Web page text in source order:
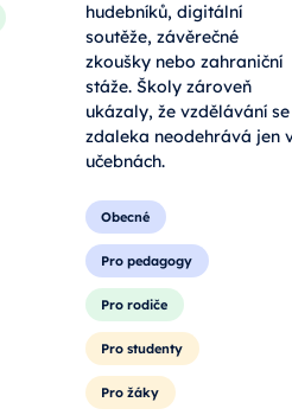
hudebníků, digitální
soutěže, závěrečné
zkoušky nebo zahraniční
stáže. Školy zároveň
ukázaly, že vzdělávání se
zdaleka neodehrává jen
učebnách.
Obecné
Pro pedagogy
Pro rodiče
Pro studenty
Pro žáky